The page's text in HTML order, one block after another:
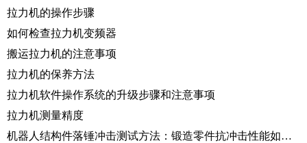
拉力机的操作步骤
如何检查拉力机变频器
搬运拉力机的注意事项
拉力机的保养方法
拉力机软件操作系统的升级步骤和注意事项
拉力机测量精度
机器人结构件落锤冲击测试方法：锻造零件抗冲击性能如何评价？